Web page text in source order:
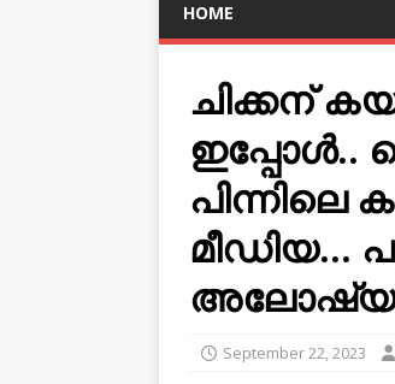
HOME
ചിക്കന്
ഇപ്പോൾ..
മീഡിയ…
September 22, 2023